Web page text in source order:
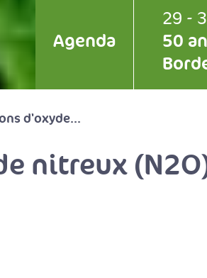
Agenda
29 -
50
d'oxyde...
nitreux